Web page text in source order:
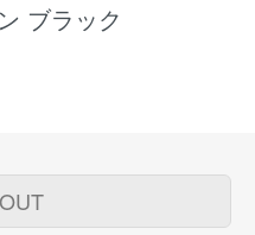
ブラック